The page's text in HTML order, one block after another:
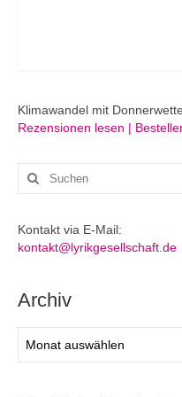
Klimawandel mit
Rezensionen lesen |
Suchen
nach:
Kontakt via E-Mail:
kontakt@lyrikgesellschaft.de
Archiv